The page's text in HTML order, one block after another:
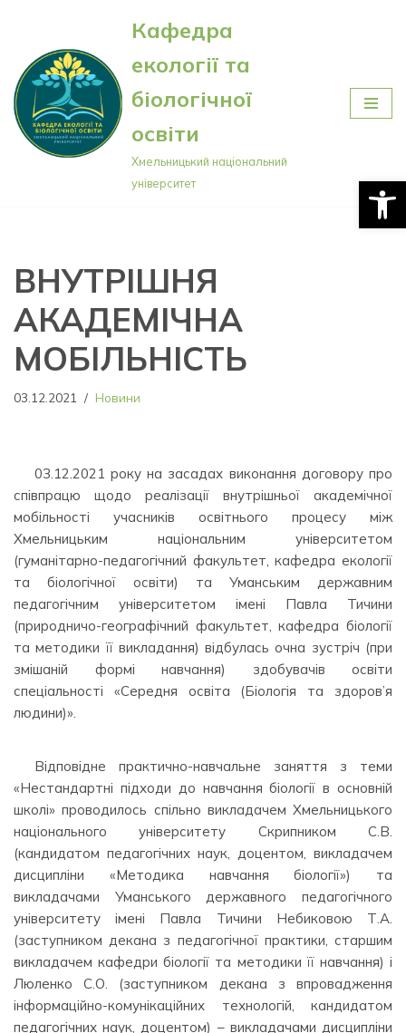
Перейти
до
вмісту
Кафедра
екології та
біологічної
освіти
Хмельницький національний
університет
ВНУТРІШНЯ
АКАДЕМІЧНА
МОБІЛЬНІСТЬ
03.12.2021 Новини
03.12.2021 року на засадах виконання договору про
співпрацю щодо реалізації внутрішньої академічної
мобільності учасників освітнього процесу між
Хмельницьким національним університетом
(гуманітарно-педагогічний факультет, кафедра екології
та біологічної освіти) та Уманським державним
педагогічним університетом імені Павла Тичини
(природничо-географічний факультет, кафедра біології
та методики її викладання) відбулась очна зустріч (при
змішаній формі навчання) здобувачів освіти
спеціальності «Середня освіта (Біологія та здоров’я
людини)».
Відповідне практично-навчальне заняття з теми
«Нестандартні підходи до навчання біології в основній
школі» проводилось спільно викладачем Хмельницького
національного університету Скрипником С.В.
(кандидатом педагогічних наук, доцентом, викладачем
дисципліни «Методика навчання біології») та
викладачами Уманського державного педагогічного
університету імені Павла Тичини Небиковою Т.А.
(заступником декана з педагогічної практики, старшим
викладачем кафедри біології та методики її навчання) і
Люленко С.О. (заступником декана з впровадження
інформаційно-комунікаційних технологій, кандидатом
педагогічних наук, доцентом) – викладачами дисципліни